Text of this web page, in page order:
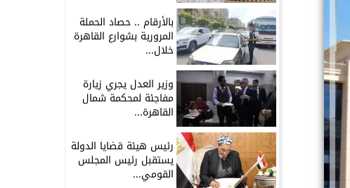
بالأرقام .. حصاد الحملة
المرورية بشوارع القاهرة
خلال...
وزير العدل يجري زيارة
مفاجئة لمحكمة شمال
القاهرة...
رئيس هيئة قضايا الدولة
يستقبل رئيس المجلس
القومي...